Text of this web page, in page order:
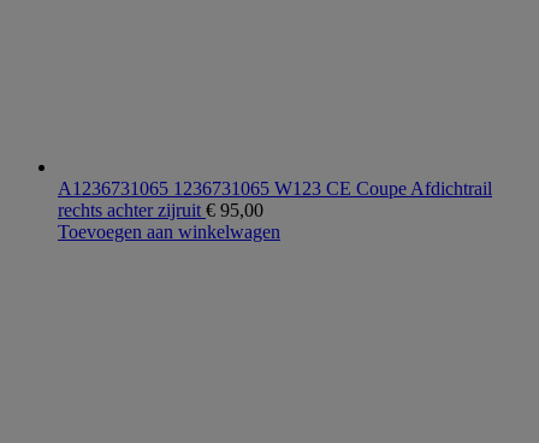
A1236731065 1236731065 W123 CE Coupe Afdichtrail
rechts achter zijruit € 95,00
Toevoegen aan winkelwagen